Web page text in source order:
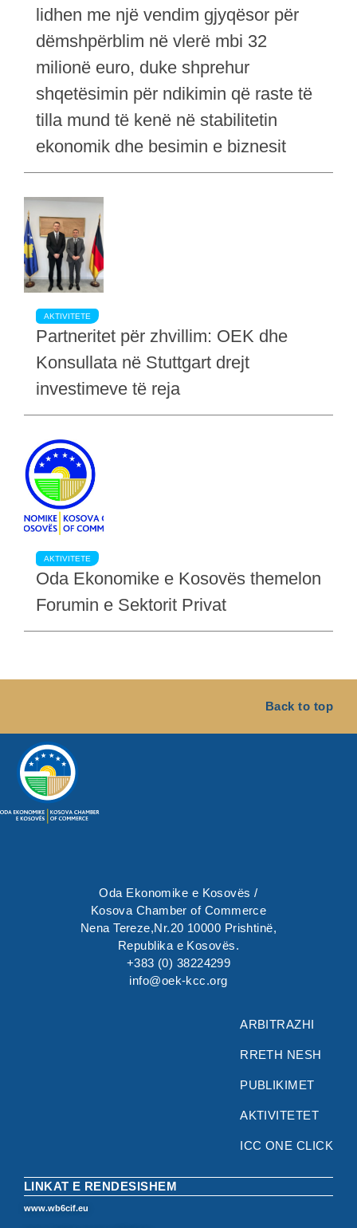
lidhen me një vendim gjyqësor për
dëmshpërblim në vlerë mbi 32
milionë euro, duke shprehur
shqetësimin për ndikimin që raste të
tilla mund të kenë në stabilitetin
ekonomik dhe besimin e biznesit
AKTIVITETE
Partneritet për zhvillim: OEK dhe
Konsullata në Stuttgart drejt
investimeve të reja
AKTIVITETE
Oda Ekonomike e Kosovës themelon
Forumin e Sektorit Privat
Back to top
Oda Ekonomike e Kosovës /
Kosova Chamber of Commerce
Nena Tereze,Nr.20 10000 Prishtinë,
Republika e Kosovës.
+383 (0) 38224299
info@oek-kcc.org
ARBITRAZHI
RRETH NESH
PUBLIKIMET
AKTIVITETET
ICC ONE CLICK
LINKAT E RENDESISHEM
www.wb6cif.eu